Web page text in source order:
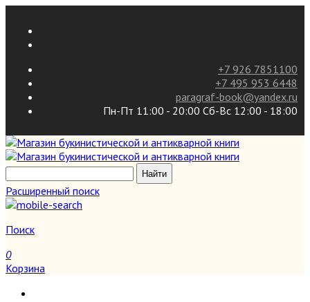
+7 926 7851100
+7 495 953 6448
paragraf-book@yandex.ru
Пн-Пт 11:00 - 20:00 Сб-Вс 12:00 - 18:00
Расширенный поиск
Поиск
0
Корзина